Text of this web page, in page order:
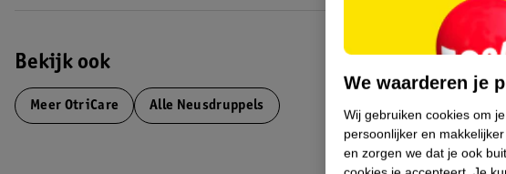
Bekijk ook
Meer OtriCare Alle Neusdruppels
We waarderen je
Wij gebruiken cookies om
persoonlijker en
en zorgen we dat je ook